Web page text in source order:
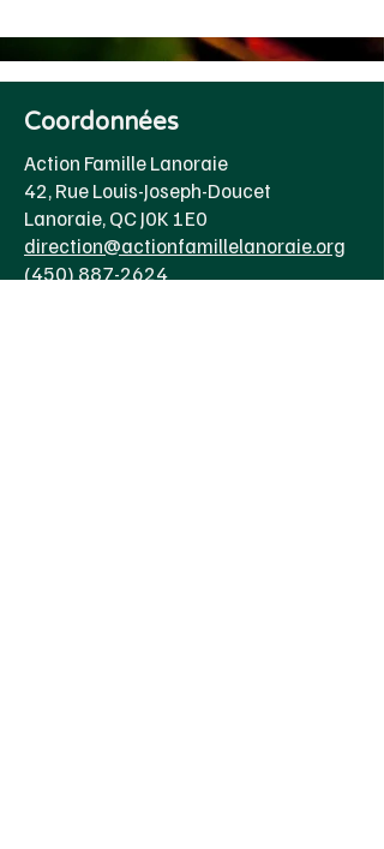
Coordonnées
Action Famille Lanoraie
42, Rue Louis-Joseph-Doucet
Lanoraie, QC J0K 1E0
direction@actionfamillelanoraie.org
(450) 887-2624